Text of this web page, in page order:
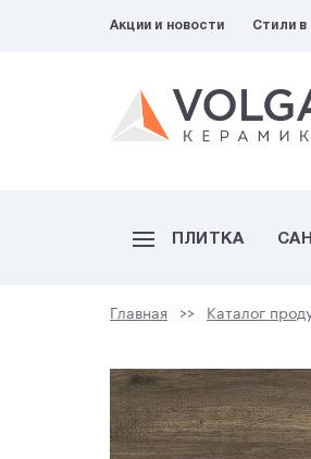
Акции и новости Стили в
ПЛИТКА
Главная Каталог